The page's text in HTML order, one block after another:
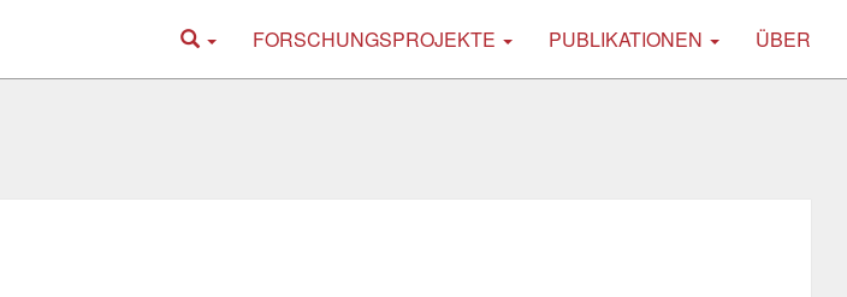
FORSCHUNGSPROJEKTE PUBLIKATIONEN ÜBER